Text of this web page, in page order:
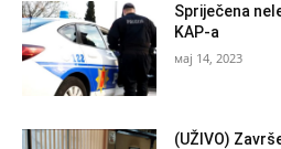
Spriječena
KAP-a
мај 14, 2023
(UŽIVO)